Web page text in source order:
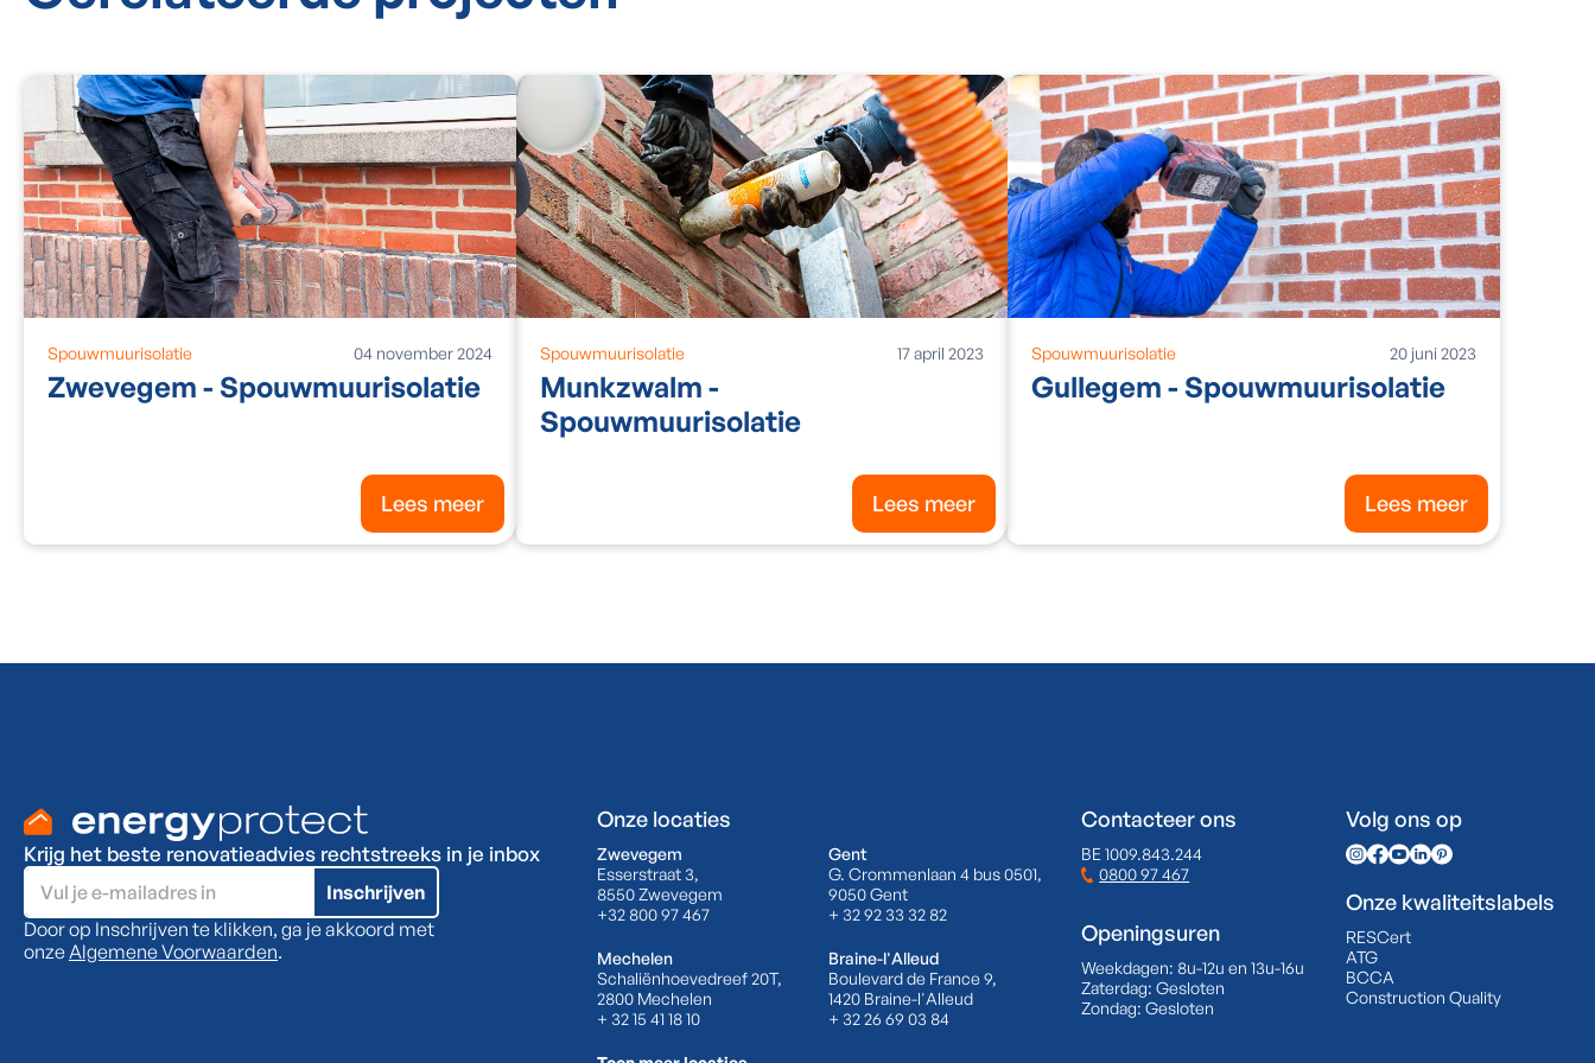
Spouwmuurisolatie 04 november2024
Zwevegem - Spouwmuurisolatie
Lees meer
Spouwmuurisolatie 17april 2023
Munkzwalm -
Spouwmuurisolatie
Lees meer
Spouwmuurisolatie 20 juni2023
Gullegem - Spouwmuurisolatie
Lees meer
Krijg het beste renovatieadvies rechtstreeks in je inbox
Door op Inschrijven te klikken, ga je akkoord met
onzeAlgemene Voorwaarden.
Onze locaties
Zwevegem
Esserstraat 3,
8550 Zwevegem
+32 800 97 467
Gent
G. Crommenlaan 4 bus 0501,
9050 Gent
+ 32 92 33 32 82
Mechelen
Schaliënhoevedreef 20T,
2800 Mechelen
+ 32 15 41 18 10
Braine-l'Alleud
Boulevard de France 9,
1420 Braine-l'Alleud
+ 32 26 69 03 84
Contacteer ons
BE 1009.843.244
0800 97 467
Openingsuren
Weekdagen: 8u-12u en 13u-16u
Zaterdag: Gesloten
Zondag: Gesloten
Volg ons op
Onze kwaliteitslabels
RESCert
ATG
BCCA
Construction Quality